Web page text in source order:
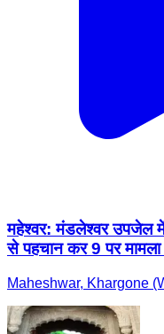
महेश्वर: मंडलेश्वर उपजेल में
से पहचान कर 9 पर मामला
Maheshwar, Khargone